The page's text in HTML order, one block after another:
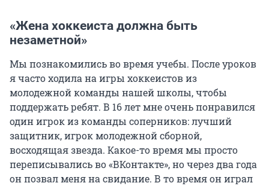
«Жена хоккеиста должна быть
незаметной»
Мы познакомились во время учебы. После уроков
я часто ходила на игры хоккеистов из
молодежной команды нашей школы, чтобы
поддержать ребят. В 16 лет мне очень понравился
один игрок из команды соперников: лучший
защитник, игрок молодежной сборной,
восходящая звезда. Какое-то время мы просто
переписывались во «ВКонтакте», но через два года
он позвал меня на свидание. В то время он играл